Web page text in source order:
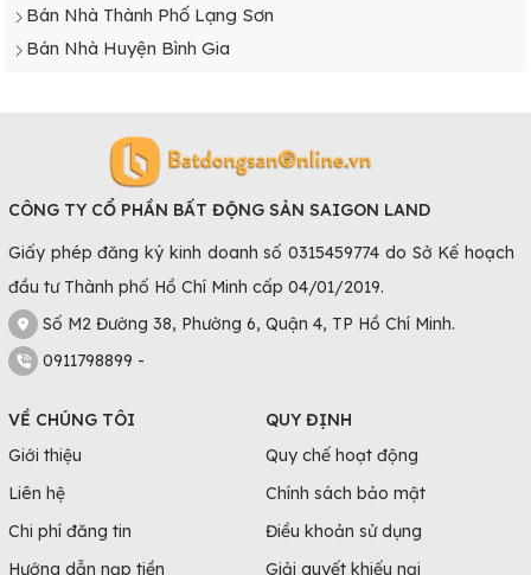
Bán Nhà Thành Phố Lạng Sơn
Bán Nhà Huyện Bình Gia
CÔNG TY CỔ PHẦN BẤT ĐỘNG SẢN SAIGON LAND
Giấy phép đăng ký kinh doanh số 0315459774 do Sở Kế hoạch
đầu tư Thành phố Hồ Chí Minh cấp 04/01/2019.
Số M2 Đường 38, Phường 6, Quận 4, TP Hồ Chí Minh.
0911798899 -
VỀ CHÚNG TÔI
Giới thiệu
Liên hệ
Chi phí đăng tin
Hướng dẫn nạp tiền
QUY ĐỊNH
Quy chế hoạt động
Chính sách bảo mật
Điều khoản sử dụng
Giải quyết khiếu nại